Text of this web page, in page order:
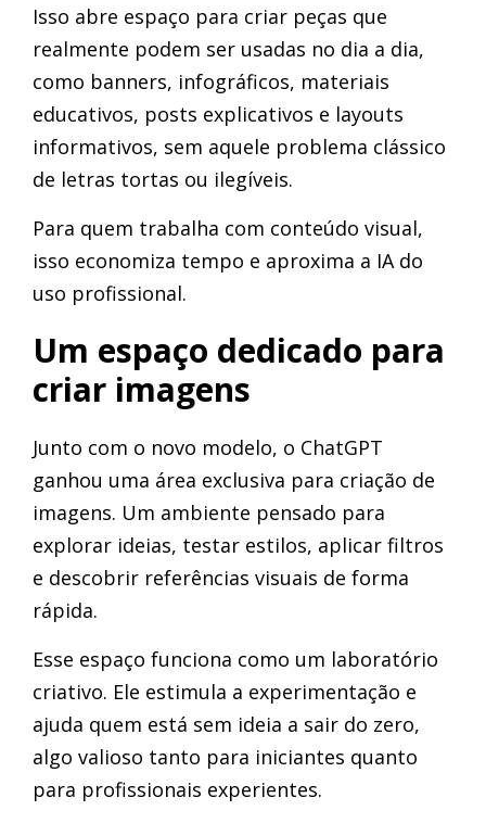
Isso abre espaço para criar peças que
realmente podem ser usadas no dia a dia,
como banners, infográficos, materiais
educativos, posts explicativos e layouts
informativos, sem aquele problema clássico
de letras tortas ou ilegíveis.
Para quem trabalha com conteúdo visual,
isso economiza tempo e aproxima a IA do
uso profissional.
Um espaço dedicado para
criar imagens
Junto com o novo modelo, o ChatGPT
ganhou uma área exclusiva para criação de
imagens. Um ambiente pensado para
explorar ideias, testar estilos, aplicar filtros
e descobrir referências visuais de forma
rápida.
Esse espaço funciona como um laboratório
criativo. Ele estimula a experimentação e
ajuda quem está sem ideia a sair do zero,
algo valioso tanto para iniciantes quanto
para profissionais experientes.